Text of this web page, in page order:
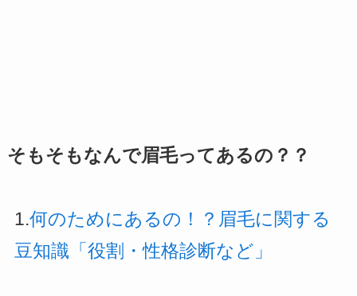
そもそもなんで眉毛ってあるの？？
1.何のためにあるの！？眉毛に関する
豆知識「役割・性格診断など」